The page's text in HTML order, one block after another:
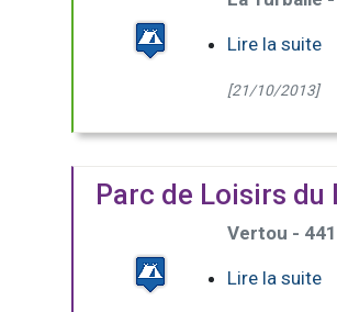
Lire la suite
[21/10/2013]
Parc de Loisirs du
Vertou -
Lire la suite